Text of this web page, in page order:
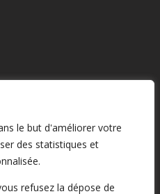
le but d'améliorer votre
des statistiques et
refusez la dépose de